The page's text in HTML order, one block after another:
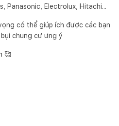
Panasonic, Electrolux, Hitachi...
có thể giúp ích được các bạn
chung cư ưng ý
🥰